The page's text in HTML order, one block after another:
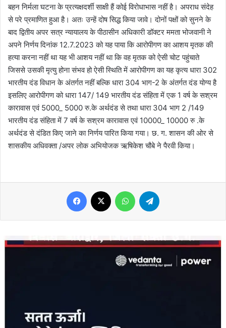
बहन निर्मला घटना के प्रत्यक्षदर्शी साक्षी हैं कोई विरोधाभास नहीं है। अपराध संदेह
से परे प्रमाणित हुआ है। अतः उन्हें दोष सिद्ध किया जावे। दोनों पक्षों को सुनने के
बाद द्वितीय अपर सत्र न्यायालय के पीठासीन अधिकारी डॉक्टर ममता भोजवानी ने
अपने निर्णय दिनांक 12.7.2023 को यह पाया कि आरोपीगण का आशय मृतक की
हत्या करना नहीं था यह भी आशय नहीं था कि वह मृतक को ऐसी चोट पहुंचाते
जिससे उसकी मृत्यु होना संभव हो ऐसी स्थिति में आरोपीगण का यह कृत्य धारा 302
भारतीय दंड विधान के अंतर्गत नहीं बल्कि धारा 304 भाग-2 के अंतर्गत दंड योग्य है
इसलिए आरोपीगण को धारा 147/ 149 भारतीय दंड संहिता में एक 1 वर्ष के सश्रम
कारावास एवं 5000_ 5000 रु.के अर्थदंड से तथा धारा 304 भाग 2 /149
भारतीय दंड संहिता में 7 वर्ष के सश्रम कारावास एवं 10000_ 10000 रु .के
अर्थदंड से दंडित किए जाने का निर्णय पारित किया गया। छ. ग. शासन की ओर से
शासकीय अधिवक्ता /अपर लोक अभियोजक ऋषिकेश चौबे ने पैरवी किया।
Facebook WhatsApp